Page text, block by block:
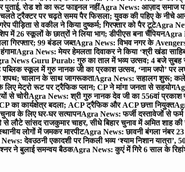
पुताई, रोड शो का रूट फाइनल नहींAgra News: आज़ाद समाज
ट्रैक्टर पर चढ़ते समय पैर फिसला; युवक की पहिए के नीचे
से वकील ने किया दुष्कर्म; गिरफ्तार को पैर टूटेAgra
में 26 स्कूलों के छात्रों ने लिया भाग; डीपीएस बना चैंपियनAgra
गिरफ्तार; 99 बंडल जब्तAgra News: विभव नगर के Avengers
Agra News: मेयर हेमलता दिवाकर ने किया ‘श्री खंडा
News Guru Purab: गुरु का ताल में भव्य उत्सव; 4 बजे सुबह
स्कूल में गुरु नानक जी का प्रकाश उत्सव, ‘नाम जपो’ पर
शपथ; चालान के साथ जागरूकताAgra News: सहालग शुरू;
मेट्रो रूट पर ट्रैफिक प्लान; CP ने मांगा जनता से सहयोग
से चोरीAgra News: श्री गुरु नानक देव जी का 556वां प्रकाश
का कार्यक्षेत्र बदला; ACP ट्रैफिक और ACP छत्ता नियुक्त
के लिए घर-घर सत्यापनAgra News: फर्जी दस्तावेजों से फर्म
से लौटे सांसद राजकुमार चाहर, सीधे बिहार चुनाव में अमित शाह
लोगों में जमकर मारपीटAgra News: छावनी बंगला नंबर
देवउठनी एकादशी पर निकली भव्य ‘श्याम निशान यात्रा’,
ने बुलाई समन्वय बैठकAgra News: कुएं में गिरे 6 साल के